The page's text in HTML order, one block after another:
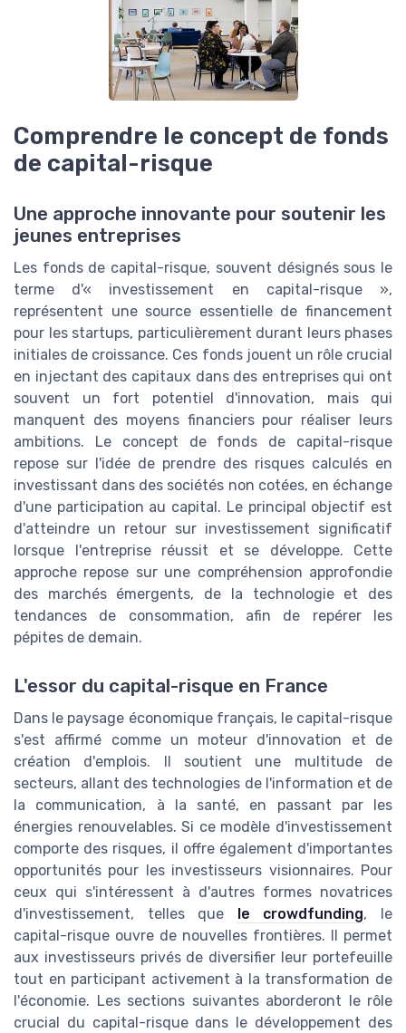
Comprendre le concept de fonds
de capital-risque
Une approche innovante pour soutenir les
jeunes entreprises
Les fonds de capital-risque, souvent désignés sous le
terme d'« investissement en capital-risque »,
représentent une source essentielle de financement
pour les startups, particulièrement durant leurs phases
initiales de croissance. Ces fonds jouent un rôle crucial
en injectant des capitaux dans des entreprises qui ont
souvent un fort potentiel d'innovation, mais qui
manquent des moyens financiers pour réaliser leurs
ambitions. Le concept de fonds de capital-risque
repose sur l'idée de prendre des risques calculés en
investissant dans des sociétés non cotées, en échange
d'une participation au capital. Le principal objectif est
d'atteindre un retour sur investissement significatif
lorsque l'entreprise réussit et se développe. Cette
approche repose sur une compréhension approfondie
des marchés émergents, de la technologie et des
tendances de consommation, afin de repérer les
pépites de demain.
L'essor du capital-risque en France
Dans le paysage économique français, le capital-risque
s'est affirmé comme un moteur d'innovation et de
création d'emplois. Il soutient une multitude de
secteurs, allant des technologies de l'information et de
la communication, à la santé, en passant par les
énergies renouvelables. Si ce modèle d'investissement
comporte des risques, il offre également d'importantes
opportunités pour les investisseurs visionnaires. Pour
ceux qui s'intéressent à d'autres formes novatrices
d'investissement, telles que
le crowdfunding, le
capital-risque ouvre de nouvelles frontières. Il permet
aux investisseurs privés de diversifier leur portefeuille
tout en participant activement à la transformation de
l'économie. Les sections suivantes aborderont le rôle
crucial du capital-risque dans le développement des